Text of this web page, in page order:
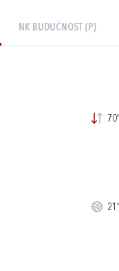
NK BUDUĆNOST (P)
70'
21'